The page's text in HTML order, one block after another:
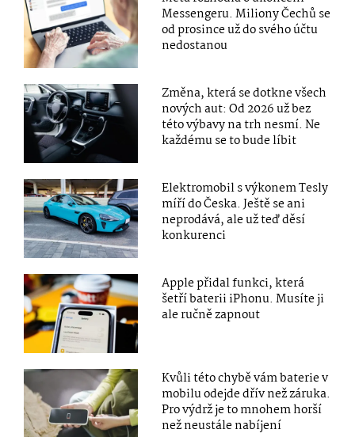
Messengeru. Miliony Čechů se
od prosince už do svého účtu
nedostanou
Změna, která se dotkne všech
nových aut: Od 2026 už bez
této výbavy na trh nesmí. Ne
každému se to bude líbit
Elektromobil s výkonem Tesly
míří do Česka. Ještě se ani
neprodává, ale už teď děsí
konkurenci
Apple přidal funkci, která
šetří baterii iPhonu. Musíte ji
ale ručně zapnout
Kvůli této chybě vám baterie v
mobilu odejde dřív než záruka.
Pro výdrž je to mnohem horší
než neustále nabíjení